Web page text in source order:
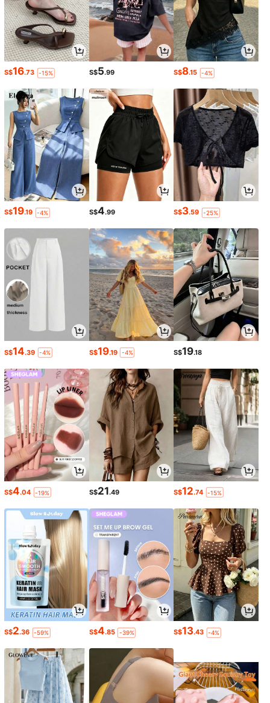
S$16.73 -15% S$5.99 S$8.15 -4%
S$19.19 -4% S$4.99 S$3.59 -25%
S$14.39 -4% S$19.19 -4% S$19.18
S$4.04 -19% S$21.49 S$12.74 -15%
S$2.36 -59% S$4.85 -39% S$13.43 -4%